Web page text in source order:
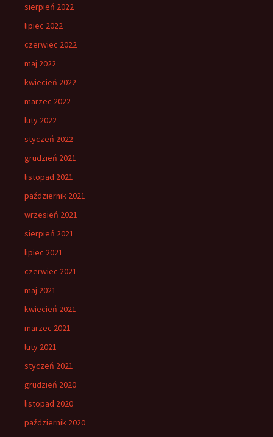
sierpień 2022
lipiec 2022
czerwiec 2022
maj 2022
kwiecień 2022
marzec 2022
luty 2022
styczeń 2022
grudzień 2021
listopad 2021
październik 2021
wrzesień 2021
sierpień 2021
lipiec 2021
czerwiec 2021
maj 2021
kwiecień 2021
marzec 2021
luty 2021
styczeń 2021
grudzień 2020
listopad 2020
październik 2020